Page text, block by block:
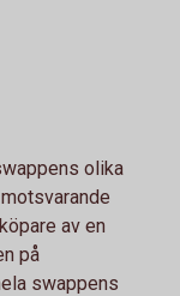
olika
av en
på
swappens